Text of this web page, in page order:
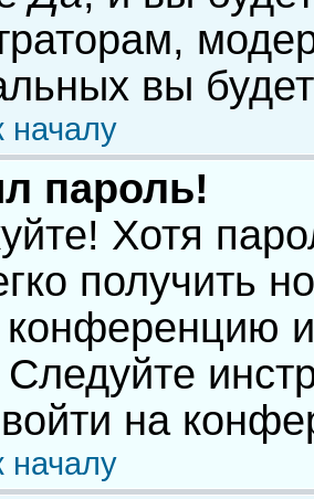
вы
началу
пароль!
Хотя
получить
конференцию
Следуйте
на
началу